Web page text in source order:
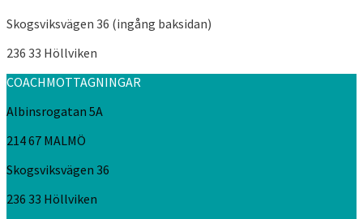
Skogsviksvägen 36 (ingång baksidan)
236 33 Höllviken
COACHMOTTAGNINGAR
Albinsrogatan 5A
214 67 MALMÖ
Skogsviksvägen 36
236 33 Höllviken